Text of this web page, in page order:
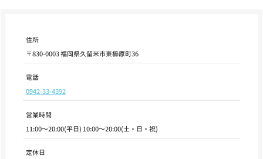
住所
〒830-0003 福岡県久留米市東櫛原町36
電話
0942-33-4392
営業時間
11:00～20:00(平日) 10:00～20:00(土・日・祝)
定休日